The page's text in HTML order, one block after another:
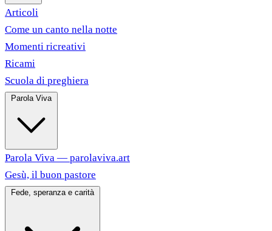
Articoli
Come un canto nella notte
Momenti ricreativi
Ricami
Scuola di preghiera
Parola Viva
Parola Viva — parolaviva.art
Gesù, il buon pastore
Fede, speranza e carità